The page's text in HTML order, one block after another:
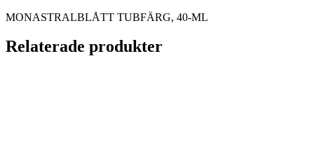
MONASTRALBLÅTT TUBFÄRG, 40-ML
Relaterade produkter